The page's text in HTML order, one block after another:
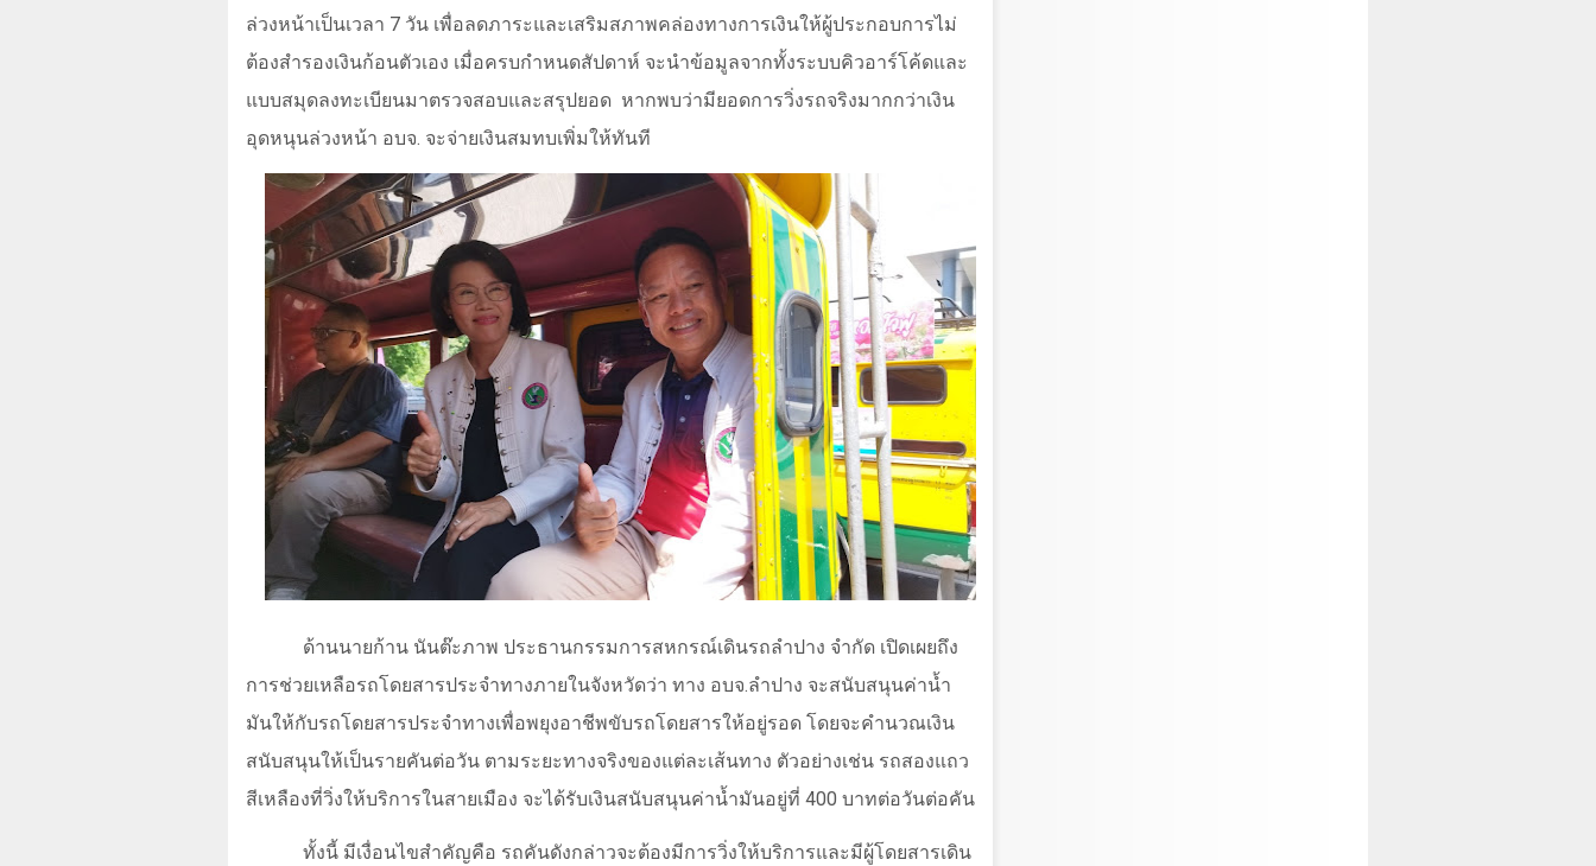
ล่วงหน้าเป็นเวลา 7 วัน เพื่อลดภาระและเสริมสภาพคล่องทางการเงินให้ผู้ประกอบการไม่
ต้องสำรองเงินก้อนตัวเอง เมื่อครบกำหนดสัปดาห์ จะนำข้อมูลจากทั้งระบบคิวอาร์โค้ดและ
แบบสมุดลงทะเบียนมาตรวจสอบและสรุปยอด หากพบว่ามียอดการวิ่งรถจริงมากกว่าเงิน
อุดหนุนล่วงหน้า อบจ. จะจ่ายเงินสมทบเพิ่มให้ทันที
ด้านนายก้าน นันต๊ะภาพ ประธานกรรมการสหกรณ์เดินรถลำปาง จำกัด เปิดเผยถึง
การช่วยเหลือรถโดยสารประจำทางภายในจังหวัดว่า ทาง อบจ.ลำปาง จะสนับสนุนค่าน้ำ
มันให้กับรถโดยสารประจำทางเพื่อพยุงอาชีพขับรถโดยสารให้อยู่รอด โดยจะคำนวณเงิน
สนับสนุนให้เป็นรายคันต่อวัน ตามระยะทางจริงของแต่ละเส้นทาง ตัวอย่างเช่น รถสองแถว
สีเหลืองที่วิ่งให้บริการในสายเมือง จะได้รับเงินสนับสนุนค่าน้ำมันอยู่ที่ 400 บาทต่อวันต่อคัน
ทั้งนี้ มีเงื่อนไขสำคัญคือ รถคันดังกล่าวจะต้องมีการวิ่งให้บริการและมีผู้โดยสารเดิน